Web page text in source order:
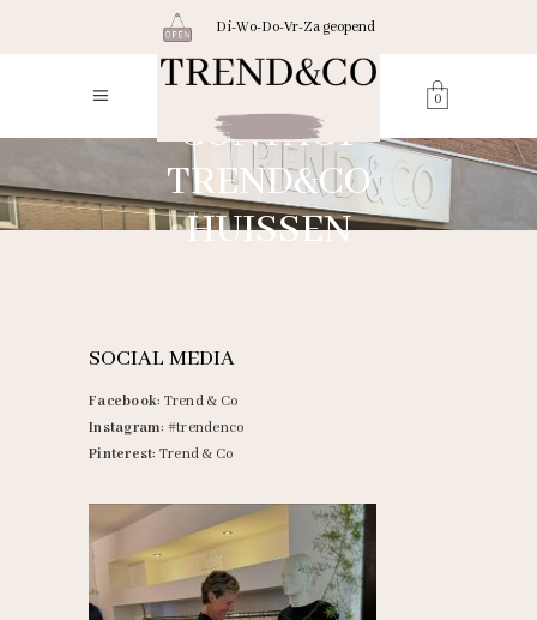
Di-Wo-Do-Vr-Za geopend
0
CONTACT
TREND&CO
HUISSEN
SOCIAL MEDIA
Facebook: Trend & Co
Instagram: #trendenco
Pinterest: Trend & Co